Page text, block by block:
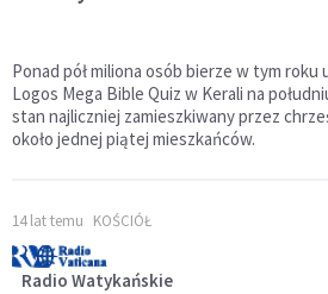
Ponad pół miliona osób bierze w tym roku
Logos Mega Bible Quiz w Kerali na
stan najliczniej zamieszkiwany przez
około jednej piątej mieszkańców.
14 lat temu KOŚCIÓŁ
Radio Watykańskie